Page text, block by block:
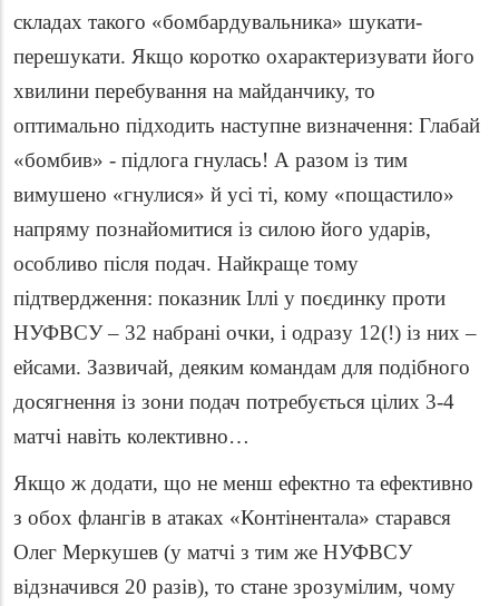
складах такого «бомбардувальника» шукати-
перешукати. Якщо коротко охарактеризувати його
хвилини перебування на майданчику, то
оптимально підходить наступне визначення: Глабай
«бомбив» - підлога гнулась! А разом із тим
вимушено «гнулися» й усі ті, кому «пощастило»
напряму познайомитися із силою його ударів,
особливо після подач. Найкраще тому
підтвердження: показник Іллі у поєдинку проти
НУФВСУ – 32 набрані очки, і одразу 12(!) із них –
ейсами. Зазвичай, деяким командам для подібного
досягнення із зони подач потребується цілих 3-4
матчі навіть колективно…
Якщо ж додати, що не менш ефектно та ефективно
з обох флангів в атаках «Контінентала» старався
Олег Меркушев (у матчі з тим же НУФВСУ
відзначився 20 разів), то стане зрозумілим, чому